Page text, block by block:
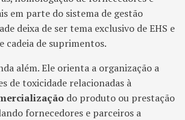
em parte do sistema de gestão
deixa de ser tema exclusivo de EHS e
cadeia de suprimentos.
além. Ele orienta a organização a
de toxicidade relacionadas à
do produto ou prestação
fornecedores e parceiros a